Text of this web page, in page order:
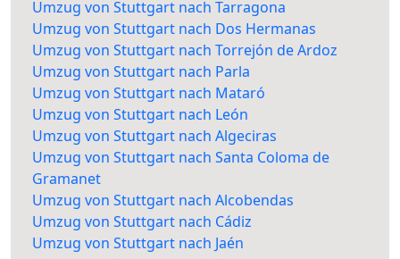
Umzug von Stuttgart nach Tarragona
Umzug von Stuttgart nach Dos Hermanas
Umzug von Stuttgart nach Torrejón de Ardoz
Umzug von Stuttgart nach Parla
Umzug von Stuttgart nach Mataró
Umzug von Stuttgart nach León
Umzug von Stuttgart nach Algeciras
Umzug von Stuttgart nach Santa Coloma de
Gramanet
Umzug von Stuttgart nach Alcobendas
Umzug von Stuttgart nach Cádiz
Umzug von Stuttgart nach Jaén